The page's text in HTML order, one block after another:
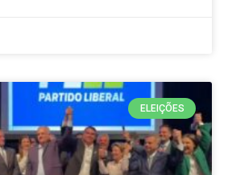
ELEIÇÕES